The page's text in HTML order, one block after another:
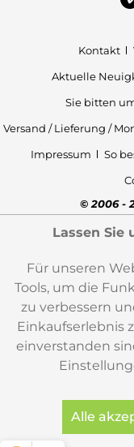
Kontakt
Aktuelle
Sie bitten
Versand / Lieferung /
Impressum
So
© 2006 -
Lassen Sie
Für unseren
Tools, um die
zu verbessern
Einkaufserlebnis
einverstanden
Alle